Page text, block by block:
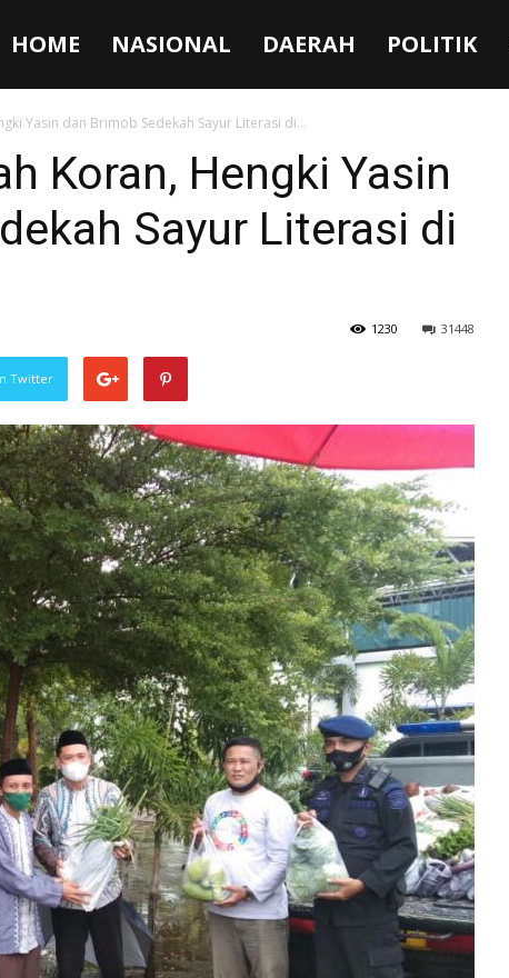
HOME NASIONAL DAERAH POLITIK
Yasin dan Brimob Sedekah Sayur Literasi di...
Koran, Hengki Yasin
Sayur Literasi di
31448
1230
Twitter